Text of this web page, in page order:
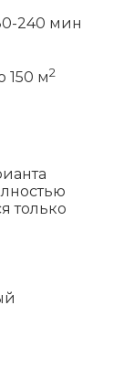
240 мин
150 м2
только